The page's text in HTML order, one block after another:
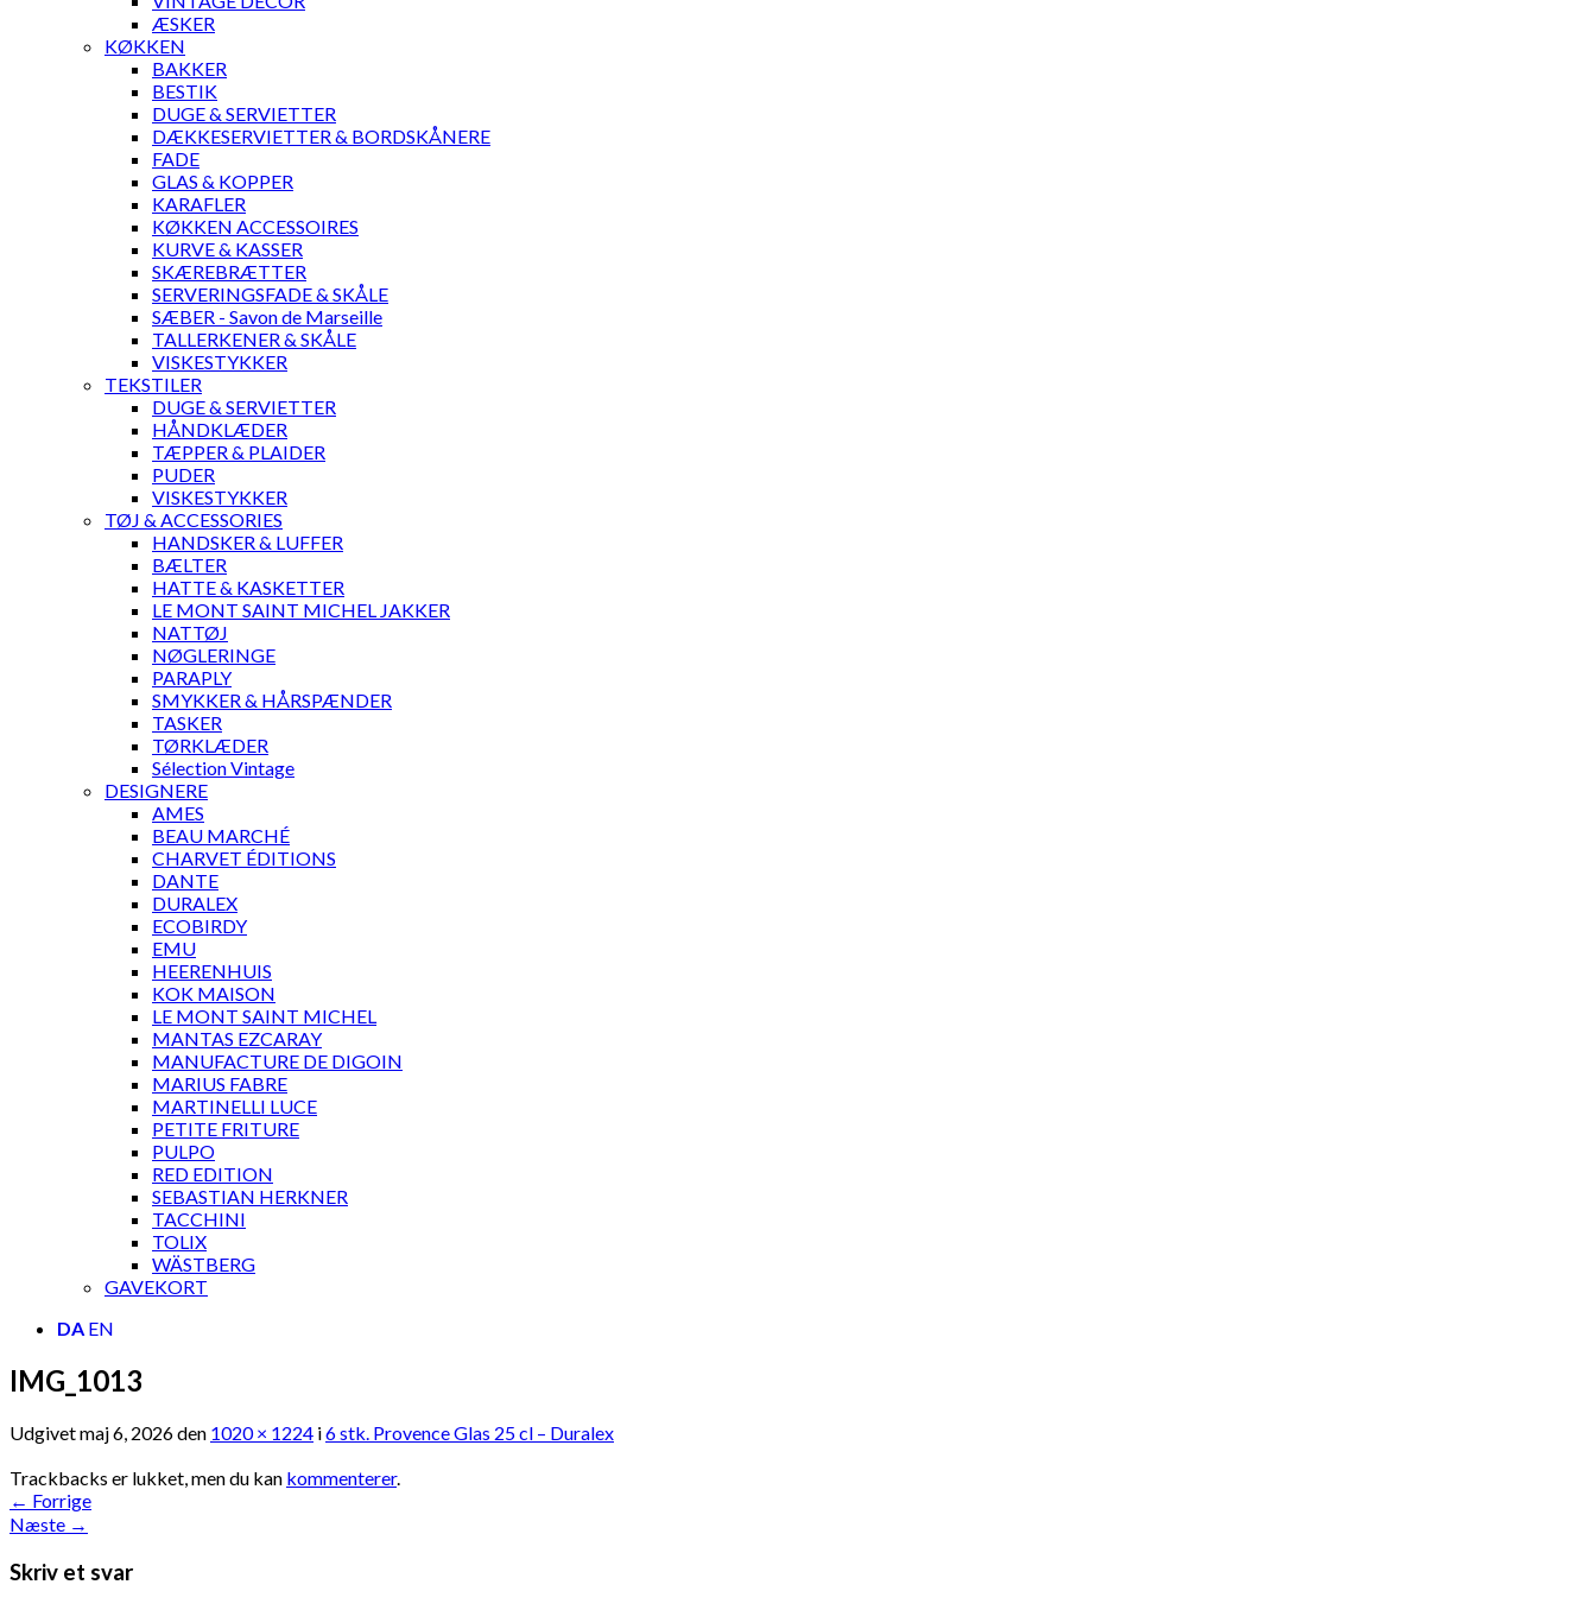
ÆSKER
KØKKEN
BAKKER
BESTIK
DUGE & SERVIETTER
DÆKKESERVIETTER & BORDSKÅNERE
FADE
GLAS & KOPPER
KARAFLER
KØKKEN ACCESSOIRES
KURVE & KASSER
SKÆREBRÆTTER
SERVERINGSFADE & SKÅLE
SÆBER - Savon de Marseille
TALLERKENER & SKÅLE
VISKESTYKKER
TEKSTILER
DUGE & SERVIETTER
HÅNDKLÆDER
TÆPPER & PLAIDER
PUDER
VISKESTYKKER
TØJ & ACCESSORIES
HANDSKER & LUFFER
BÆLTER
HATTE & KASKETTER
LE MONT SAINT MICHEL JAKKER
NATTØJ
NØGLERINGE
PARAPLY
SMYKKER & HÅRSPÆNDER
TASKER
TØRKLÆDER
Sélection Vintage
DESIGNERE
AMES
BEAU MARCHÉ
CHARVET ÉDITIONS
DANTE
DURALEX
ECOBIRDY
EMU
HEERENHUIS
KOK MAISON
LE MONT SAINT MICHEL
MANTAS EZCARAY
MANUFACTURE DE DIGOIN
MARIUS FABRE
MARTINELLI LUCE
PETITE FRITURE
PULPO
RED EDITION
SEBASTIAN HERKNER
TACCHINI
TOLIX
WÄSTBERG
GAVEKORT
DA EN
IMG_1013
Udgivetmaj 6, 2026den 1020 × 1224 i6 stk. Provence Glas 25 cl – Duralex
Trackbacks er lukket, men du kan kommenterer.
← Forrige
Næste →
Skriv et svar